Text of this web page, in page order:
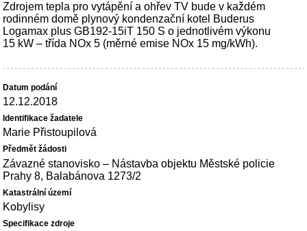
Zdrojem tepla pro vytápění a ohřev TV bude v každém
rodinném domě plynový kondenzační kotel Buderus
Logamax plus GB192-15iT 150 S o jednotlivém výkonu
15 kW – třída NOx 5 (měrné emise NOx 15 mg/kWh).
12.12.2018
Marie Přistoupilová
Závazné stanovisko – Nástavba objektu Městské policie
Prahy 8, Balabánova 1273/2
Kobylisy